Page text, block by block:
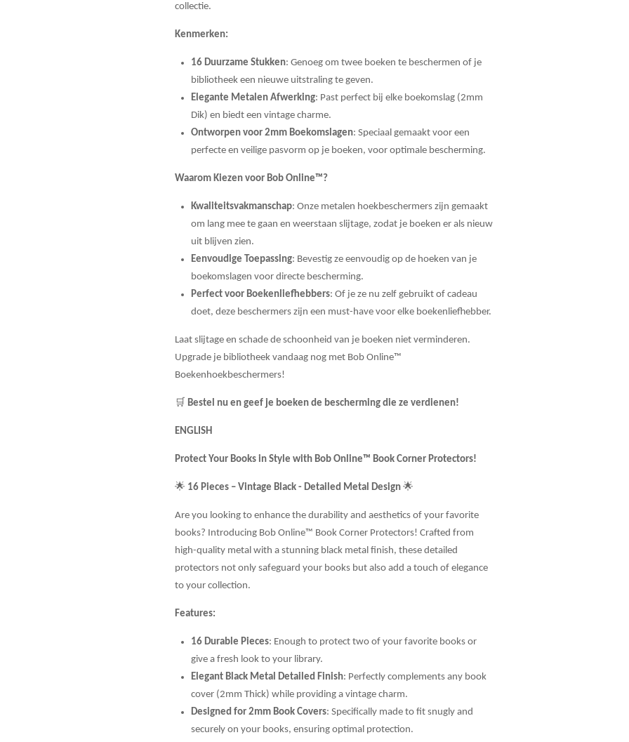
collectie.
Kenmerken:
16 Duurzame Stukken: Genoeg om twee boeken te beschermen of je
bibliotheek een nieuwe uitstraling te geven.
Elegante Metalen Afwerking: Past perfect bij elke boekomslag (2mm
Dik) en biedt een vintage charme.
Ontworpen voor 2mm Boekomslagen: Speciaal gemaakt voor een
perfecte en veilige pasvorm op je boeken, voor optimale bescherming.
Waarom Kiezen voor Bob Online™?
Kwaliteitsvakmanschap: Onze metalen hoekbeschermers zijn gemaakt
om lang mee te gaan en weerstaan slijtage, zodat je boeken er als nieuw
uit blijven zien.
Eenvoudige Toepassing: Bevestig ze eenvoudig op de hoeken van je
boekomslagen voor directe bescherming.
Perfect voor Boekenliefhebbers: Of je ze nu zelf gebruikt of cadeau
doet, deze beschermers zijn een must-have voor elke boekenliefhebber.
Laat slijtage en schade de schoonheid van je boeken niet verminderen.
Upgrade je bibliotheek vandaag nog met Bob Online™
Boekenhoekbeschermers!
🛒 Bestel nu en geef je boeken de bescherming die ze verdienen!
ENGLISH
Protect Your Books in Style with Bob Online™ Book Corner Protectors!
🌟 16 Pieces – Vintage Black - Detailed Metal Design 🌟
Are you looking to enhance the durability and aesthetics of your favorite
books? Introducing Bob Online™ Book Corner Protectors! Crafted from
high-quality metal with a stunning black metal finish, these detailed
protectors not only safeguard your books but also add a touch of elegance
to your collection.
Features:
16 Durable Pieces: Enough to protect two of your favorite books or
give a fresh look to your library.
Elegant Black Metal Detailed Finish: Perfectly complements any book
cover (2mm Thick) while providing a vintage charm.
Designed for 2mm Book Covers: Specifically made to fit snugly and
securely on your books, ensuring optimal protection.